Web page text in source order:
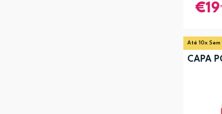
19
Até 10x Sem
CAPA